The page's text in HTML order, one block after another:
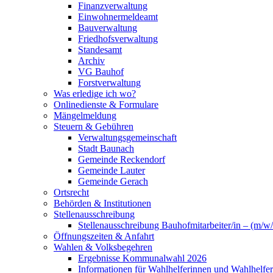
Finanzverwaltung
Einwohnermeldeamt
Bauverwaltung
Friedhofsverwaltung
Standesamt
Archiv
VG Bauhof
Forstverwaltung
Was erledige ich wo?
Onlinedienste & Formulare
Mängelmeldung
Steuern & Gebühren
Verwaltungsgemeinschaft
Stadt Baunach
Gemeinde Reckendorf
Gemeinde Lauter
Gemeinde Gerach
Ortsrecht
Behörden & Institutionen
Stellenausschreibung
Stellenausschreibung Bauhofmitarbeiter/in – (m/
Öffnungszeiten & Anfahrt
Wahlen & Volksbegehren
Ergebnisse Kommunalwahl 2026
Informationen für Wahlhelferinnen und Wahlhelfer